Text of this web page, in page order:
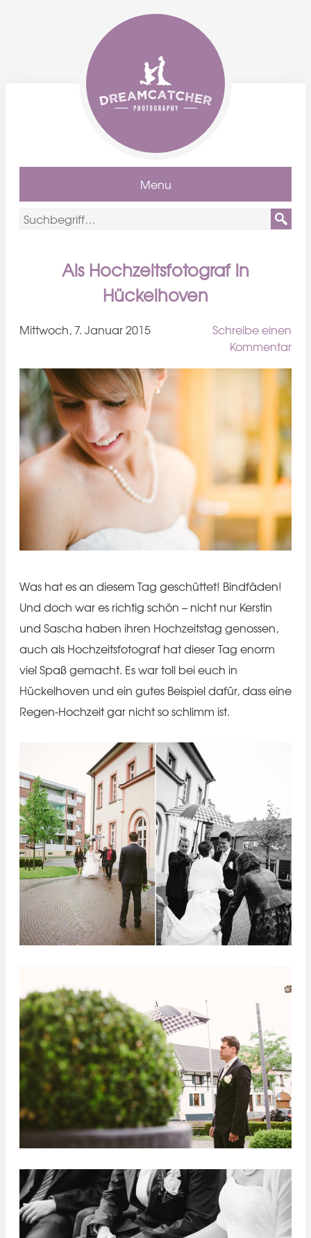
Menu
Als Hochzeitsfotograf in
Hückelhoven
Mittwoch, 7. Januar 2015
Schreibe einen
Kommentar
Was hat es an diesem Tag geschüttet! Bindfäden!
Und doch war es richtig schön – nicht nur Kerstin
und Sascha haben ihren Hochzeitstag genossen,
auch als Hochzeitsfotograf hat dieser Tag enorm
viel Spaß gemacht. Es war toll bei euch in
Hückelhoven und ein gutes Beispiel dafür, dass eine
Regen-Hochzeit gar nicht so schlimm ist.